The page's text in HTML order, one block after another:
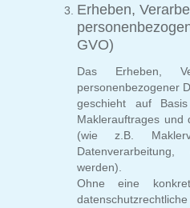
Erheben,
GVO)
Das Erheben,
personenbezogener
geschieht auf
Maklerauftrages und
(wie z.B.
werden).
Ohne eine